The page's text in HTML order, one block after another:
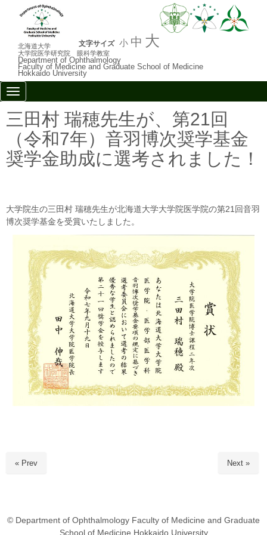
北海道大学
大学院医学研究院 眼科学教室
Department of Ophthalmology
Faculty of Medicine and Graduate School of Medicine
Hokkaido University
文字サイズ 小 中 大
N
a
v
i
g
i
o
三田村 瑞穂先生が、第21回
（令和7年）音羽博次奨学基金
奨学金助成に選考されました！
大学院生の三田村 瑞穂先生が北海道大学大学院医学院の第21回音羽
博次奨学基金を受賞いたしました。
« Prev Next »
© Department of Ophthalmology Faculty of Medicine and Graduate
School of Medicine Hokkaido University